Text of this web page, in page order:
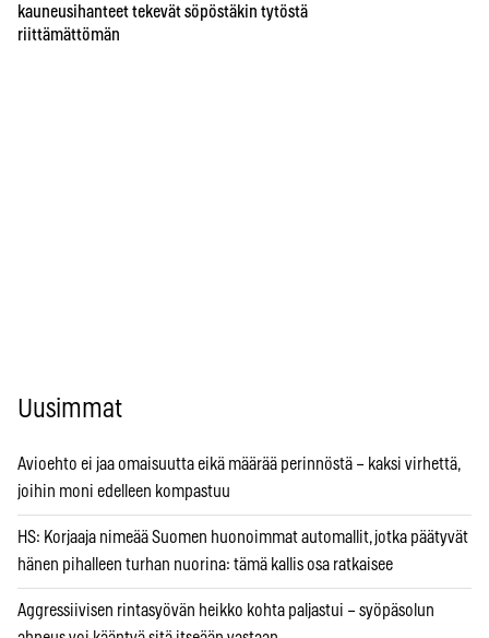
kauneusihanteet tekevät söpöstäkin tytöstä
riittämättömän
Uusimmat
Avioehto ei jaa omaisuutta eikä määrää perinnöstä – kaksi virhettä,
joihin moni edelleen kompastuu
HS: Korjaaja nimeää Suomen huonoimmat automallit, jotka päätyvät
hänen pihalleen turhan nuorina: tämä kallis osa ratkaisee
Aggressiivisen rintasyövän heikko kohta paljastui – syöpäsolun